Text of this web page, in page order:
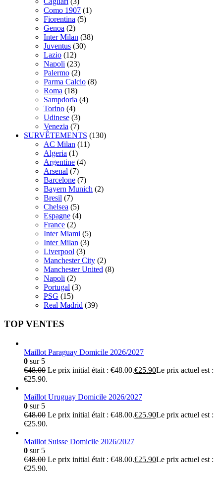
Como 1907 (1)
Fiorentina (5)
Genoa (2)
Inter Milan (38)
Juventus (30)
Lazio (12)
Napoli (23)
Palermo (2)
Parma Calcio (8)
Roma (18)
Sampdoria (4)
Torino (4)
Udinese (3)
Venezia (7)
SURVÊTEMENTS (130)
AC Milan (11)
Algeria (1)
Argentine (4)
Arsenal (7)
Barcelone (7)
Bayern Munich (2)
Bresil (7)
Chelsea (5)
Espagne (4)
France (2)
Inter Miami (5)
Inter Milan (3)
Liverpool (3)
Manchester City (2)
Manchester United (8)
Napoli (2)
Portugal (3)
PSG (15)
Real Madrid (39)
TOP VENTES
Maillot Paraguay Domicile 2026/2027
0 sur 5
€48.00 Le prix initial était : €48.00.€25.90Le prix actuel est :
€25.90.
Maillot Uruguay Domicile 2026/2027
0 sur 5
€48.00 Le prix initial était : €48.00.€25.90Le prix actuel est :
€25.90.
Maillot Suisse Domicile 2026/2027
0 sur 5
€48.00 Le prix initial était : €48.00.€25.90Le prix actuel est :
€25.90.